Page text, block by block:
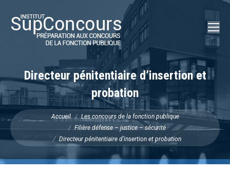
Directeur pénitentiaire d’insertion et
probation
Vous êtes ici :
Accueil
Les concours de la fonction publique
Filière défense – justice – sécurité
Directeur pénitentiaire d’insertion et probation